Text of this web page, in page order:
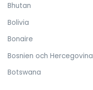
Bhutan
Bolivia
Bonaire
Bosnien och Hercegovina
Botswana